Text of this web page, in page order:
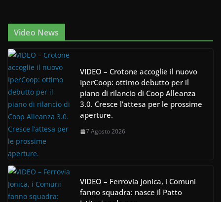
Video News
VIDEO – Crotone accoglie il nuovo
IperCoop: ottimo debutto per il
piano di rilancio di Coop Alleanza
3.0. Cresce l’attesa per le prossime
aperture.
7 Agosto 2026
VIDEO – Ferrovia Jonica, i Comuni
fanno squadra: nasce il Patto